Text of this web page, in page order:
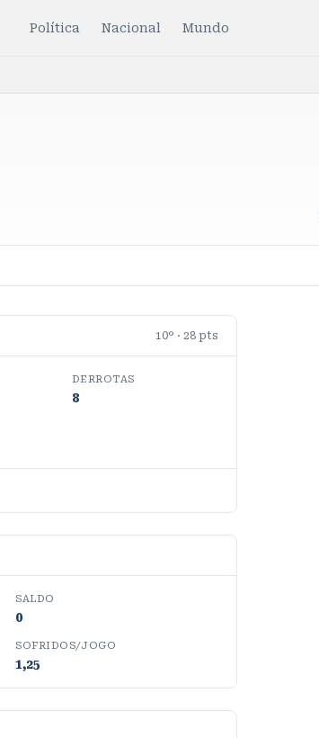
Política Nacional Mundo
10º · 28 pts
DERROTAS
8
SALDO
0
SOFRIDOS/JOGO
1,25